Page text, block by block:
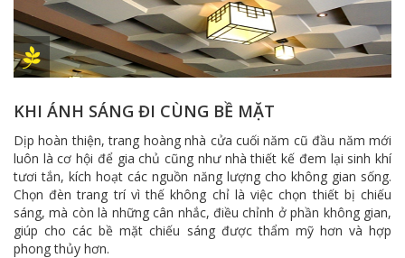
KHI ÁNH SÁNG ĐI CÙNG BỀ MẶT
Dịp hoàn thiện, trang hoàng nhà cửa cuối năm cũ đầu năm mới
luôn là cơ hội để gia chủ cũng như nhà thiết kế đem lại sinh khí
tươi tắn, kích hoạt các nguồn năng lượng cho không gian sống.
Chọn đèn trang trí vì thế không chỉ là việc chọn thiết bị chiếu
sáng, mà còn là những cân nhắc, điều chỉnh ở phần không gian,
giúp cho các bề mặt chiếu sáng được thẩm mỹ hơn và hợp
phong thủy hơn.